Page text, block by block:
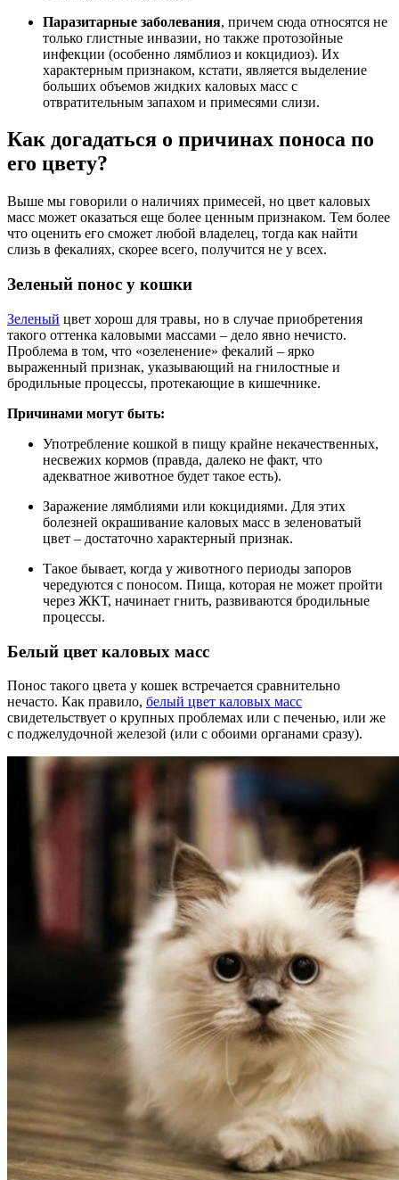
Паразитарные заболевания, причем сюда относятся не
только глистные инвазии, но также протозойные
инфекции (особенно лямблиоз и кокцидиоз). Их
характерным признаком, кстати, является выделение
больших объемов жидких каловых масс с
отвратительным запахом и примесями слизи.
Как догадаться о причинах поноса по
его цвету?
Выше мы говорили о наличиях примесей, но цвет каловых
масс может оказаться еще более ценным признаком. Тем более
что оценить его сможет любой владелец, тогда как найти
слизь в фекалиях, скорее всего, получится не у всех.
Зеленый понос у кошки
Зеленый цвет хорош для травы, но в случае приобретения
такого оттенка каловыми массами – дело явно нечисто.
Проблема в том, что «озеленение» фекалий – ярко
выраженный признак, указывающий на гнилостные и
бродильные процессы, протекающие в кишечнике.
Причинами могут быть:
Употребление кошкой в пищу крайне некачественных,
несвежих кормов (правда, далеко не факт, что
адекватное животное будет такое есть).
Заражение лямблиями или кокцидиями. Для этих
болезней окрашивание каловых масс в зеленоватый
цвет – достаточно характерный признак.
Такое бывает, когда у животного периоды запоров
чередуются с поносом. Пища, которая не может пройти
через ЖКТ, начинает гнить, развиваются бродильные
процессы.
Белый цвет каловых масс
Понос такого цвета у кошек встречается сравнительно
нечасто. Как правило, белый цвет каловых масс
свидетельствует о крупных проблемах или с печенью, или же
с поджелудочной железой (или с обоими органами сразу).